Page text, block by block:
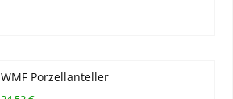
WMF Porzellanteller